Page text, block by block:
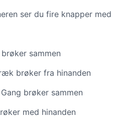
ser du fire knapper med
sammen
brøker fra hinanden
brøker sammen
med hinanden